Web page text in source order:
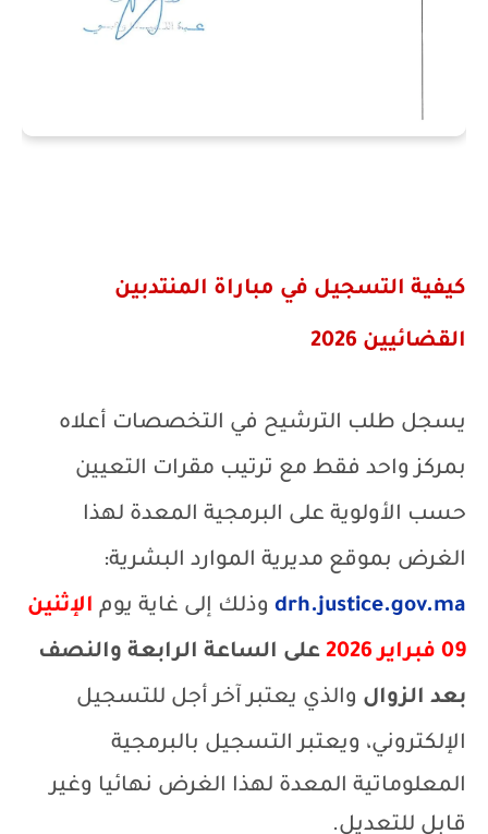
كيفية التسجيل في مباراة المنتدبين
القضائيين 2026
يسجل طلب الترشيح في التخصصات أعلاه
بمركز واحد فقط مع ترتيب مقرات التعيين
حسب الأولوية على البرمجية المعدة لهذا
الغرض بموقع مديرية الموارد البشرية:
drh.justice.gov.ma وذلك إلى غاية يوم الإثنين
09 فبراير 2026
على الساعة الرابعة والنصف
بعد الزوال والذي يعتبر آخر أجل للتسجيل
الإلكتروني، ويعتبر التسجيل بالبرمجية
المعلوماتية المعدة لهذا الغرض نهائيا وغير
قابل للتعديل.